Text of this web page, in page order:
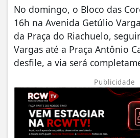
No domingo, o Bloco das
16h na Avenida Getúlio
da Praça do Riachuelo,
Vargas até a Praça Antônio
desfile, a via será
Publicidade